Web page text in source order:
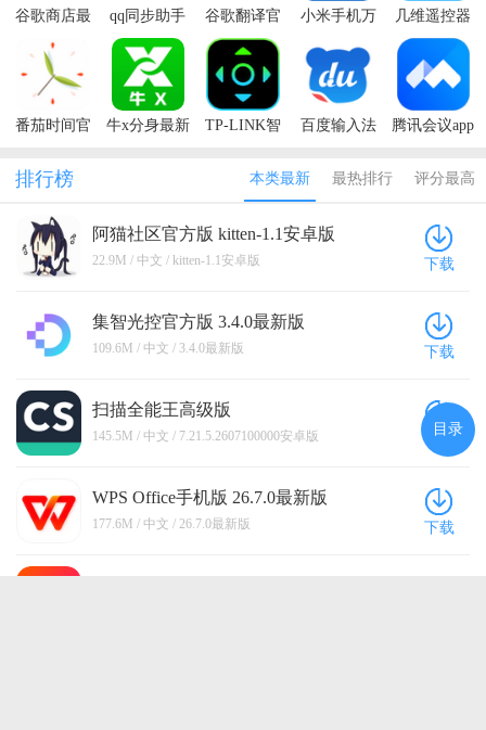
谷歌商店最
新版
2026(Google
Play商店)
qq同步助手
app
谷歌翻译官
方免费版
小米手机万
几维遥控器
番茄时间官
牛x分身最新
TP-LINK智
百度输入法
2026
腾讯会议app
排行榜 本类最新 最热排行 评分最高
阿猫社区官方版 kitten-1.1安卓版
22.9M / 中文 / kitten-1.1安卓版 下载
集智光控官方版 3.4.0最新版
109.6M / 中文 / 3.4.0最新版 下载
扫描全能王高级版
7.21.5.2607100000安卓版
145.5M / 中文 / 7.21.5.2607100000安卓版 下载
WPS Office手机版 26.7.0最新版
177.6M / 中文 / 26.7.0最新版 下载
目录